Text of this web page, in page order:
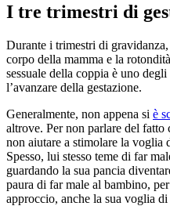
I tre trimestri di
Durante i trimestri di
corpo della mamma e la
sessuale della coppia è uno
l’avanzare della gestazione.
Generalmente, non appena si è
altrove. Per non parlare del fatto
non aiutare a stimolare la voglia
Spesso, lui stesso teme di far
guardando la sua pancia
paura di far male al bambino,
approccio, anche la sua voglia